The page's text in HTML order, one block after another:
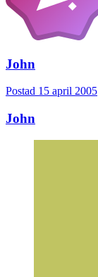
John
Postad 15 april 2005
John